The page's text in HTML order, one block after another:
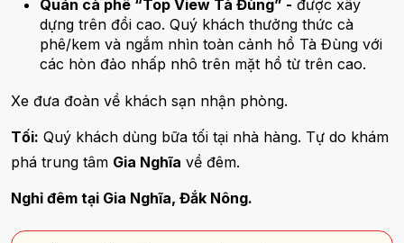
Quán cà phê “Top View Tà Đùng” - được xây
dựng trên đồi cao. Quý khách thưởng thức cà
phê/kem và ngắm nhìn toàn cảnh hồ Tà Đùng với
các hòn đảo nhấp nhô trên mặt hồ từ trên cao.
Xe đưa đoàn về khách sạn nhận phòng.
Tối: Quý khách dùng bữa tối tại nhà hàng. Tự do khám
phá trung tâm Gia Nghĩa về đêm.
Nghỉ đêm tại Gia Nghĩa, Đắk Nông.